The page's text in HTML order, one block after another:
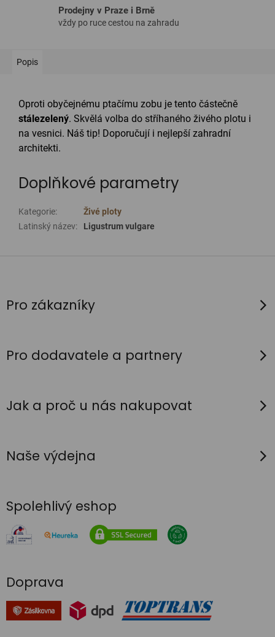
Prodejny v Praze i Brně
vždy po ruce cestou na zahradu
Popis
Oproti obyčejnému ptačímu zobu je tento částečně
stálezelený. Skvělá volba do stříhaného živého plotu i
na vesnici. Náš tip! Doporučují i nejlepší zahradní
architekti.
Doplňkové parametry
Kategorie:
Živé ploty
Latinský název: Ligustrum vulgare
pPro zákazníky
Pro dodavatele a partnery
Jak a proč u nás nakupovat
Naše výdejna
Spolehlivý eshop
Doprava